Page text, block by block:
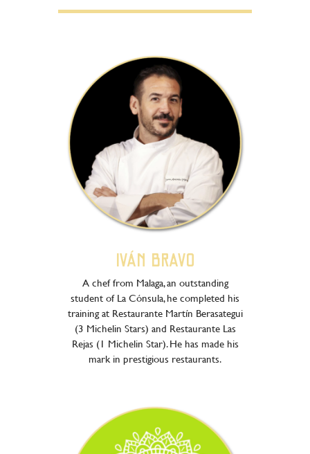
Iván Bravo
A chef from Malaga, an outstanding
student of La Cónsula, he completed his
training at Restaurante Martín Berasategui
(3 Michelin Stars) and Restaurante Las
Rejas (1 Michelin Star). He has made his
mark in prestigious restaurants.